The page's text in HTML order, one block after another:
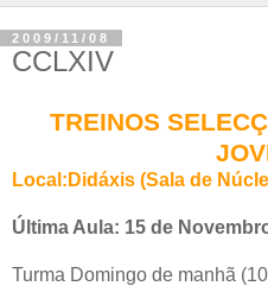
2009/11/08
CCLXIV
TREINOS
Local:Didáxis (Sala de
Última Aula: 15 de
Turma Domingo de manhã